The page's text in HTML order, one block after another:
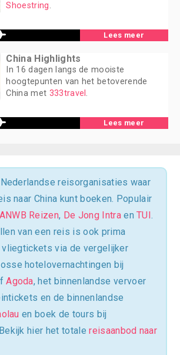
Shoestring.
Lees meer
China Highlights
In 16 dagen langs de mooiste
hoogtepunten van het betoverende
China met 333travel.
Lees meer
reisorganisaties waar
naar China kunt boeken. Populair
ANWB Reizen, De Jong IntraenTUI.
van een reis is ook prima
via de vergelijker
hotelovernachtingen bij
Agoda, het binnenlandse vervoer
en de binnenlandse
en boek de tours bij
hier het totalereisaanbod naar